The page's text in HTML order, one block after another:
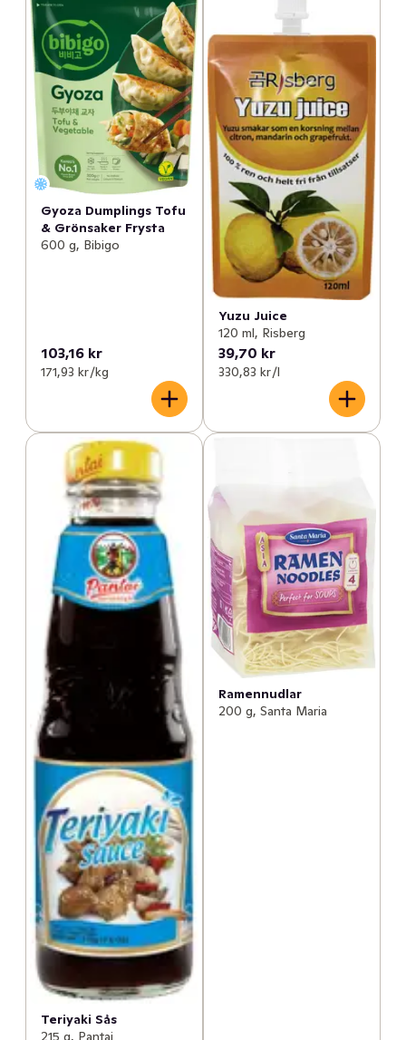
Gyoza Dumplings Tofu
& Grönsaker Frysta
600 g, Bibigo
103,16 kr
171,93 kr /kg
Yuzu Juice
120 ml, Risberg
39,70 kr
330,83 kr /l
Teriyaki Sås
215 g, Pantai
Ramennudlar
200 g, Santa Maria